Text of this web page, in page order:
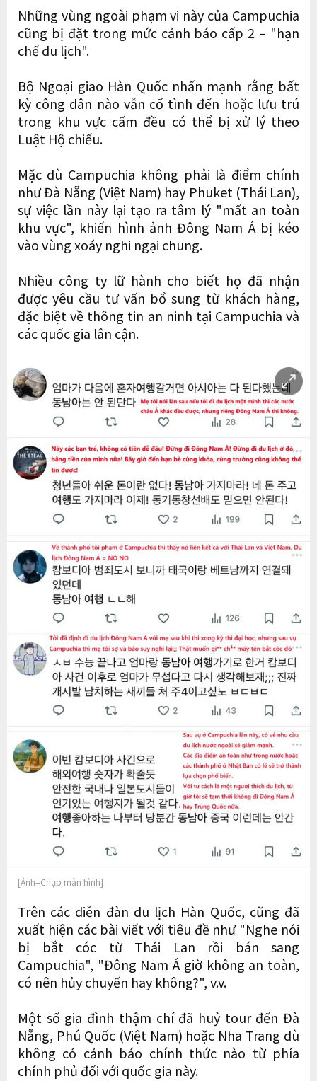
Những vùng ngoài phạm vi này của Campuchia
cũng bị đặt trong mức cảnh báo cấp 2 – "hạn
chế du lịch".
Bộ Ngoại giao Hàn Quốc nhấn mạnh rằng bất
kỳ công dân nào vẫn cố tình đến hoặc lưu trú
trong khu vực cấm đều có thể bị xử lý theo
Luật Hộ chiếu.
Mặc dù Campuchia không phải là điểm chính
như Đà Nẵng (Việt Nam) hay Phuket (Thái Lan),
sự việc lần này lại tạo ra tâm lý "mất an toàn
khu vực", khiến hình ảnh Đông Nam Á bị kéo
vào vùng xoáy nghi ngại chung.
Nhiều công ty lữ hành cho biết họ đã nhận
được yêu cầu tư vấn bổ sung từ khách hàng,
đặc biệt về thông tin an ninh tại Campuchia và
các quốc gia lân cận.
[Ảnh=Chụp màn hình]
Trên các diễn đàn du lịch Hàn Quốc, cũng đã
xuất hiện các bài viết với tiêu đề như "Nghe nói
bị bắt cóc từ Thái Lan rồi bán sang
Campuchia", "Đông Nam Á giờ không an toàn,
có nên hủy chuyến hay không?", v.v.
Một số gia đình thậm chí đã huỷ tour đến Đà
Nẵng, Phú Quốc (Việt Nam) hoặc Nha Trang dù
không có cảnh báo chính thức nào từ phía
chính phủ đối với quốc gia này.